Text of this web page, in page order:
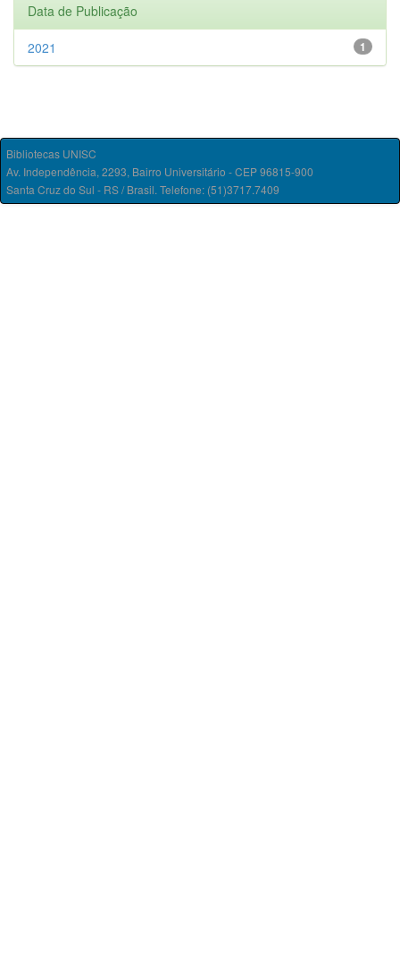
Data de Publicação
1
2021
Bibliotecas UNISC
Av. Independência, 2293, Bairro Universitário - CEP 96815-900
Santa Cruz do Sul - RS / Brasil. Telefone: (51)3717.7409